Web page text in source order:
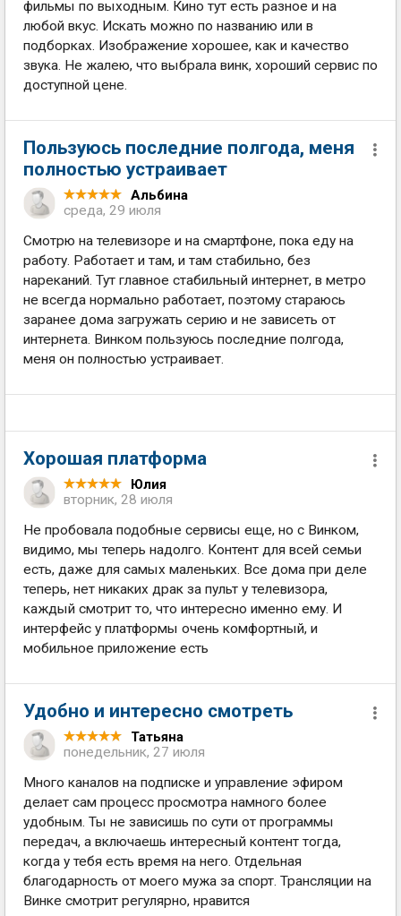
фильмы по выходным. Кино тут есть разное и на
любой вкус. Искать можно по названию или в
подборках. Изображение хорошее, как и качество
звука. Не жалею, что выбрала винк, хороший сервис по
доступной цене.
Пользуюсь последние полгода, меня
полностью устраивает
Альбина
среда, 29 июля
Смотрю на телевизоре и на смартфоне, пока еду на
работу. Работает и там, и там стабильно, без
нареканий. Тут главное стабильный интернет, в метро
не всегда нормально работает, поэтому стараюсь
заранее дома загружать серию и не зависеть от
интернета. Винком пользуюсь последние полгода,
меня он полностью устраивает.
Хорошая платформа
Юлия
вторник, 28 июля
Не пробовала подобные сервисы еще, но с Винком,
видимо, мы теперь надолго. Контент для всей семьи
есть, даже для самых маленьких. Все дома при деле
теперь, нет никаких драк за пульт у телевизора,
каждый смотрит то, что интересно именно ему. И
интерфейс у платформы очень комфортный, и
мобильное приложение есть
Удобно и интересно смотреть
Татьяна
понедельник, 27 июля
Много каналов на подписке и управление эфиром
делает сам процесс просмотра намного более
удобным. Ты не зависишь по сути от программы
передач, а включаешь интересный контент тогда,
когда у тебя есть время на него. Отдельная
благодарность от моего мужа за спорт. Трансляции на
Винке смотрит регулярно, нравится